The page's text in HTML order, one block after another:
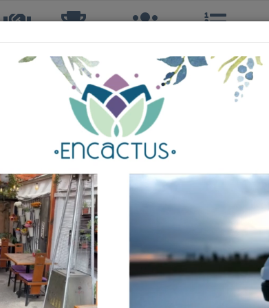
TTQ Torneos Interclubes Ranking
EMILIO CAVIERES OLGUIN
4º, 4ºS, 4º DOBLES
52 años
CLUB ESTUDIANTES QUILPUÉ
721º
102º
53º
171º
1º
180 cm